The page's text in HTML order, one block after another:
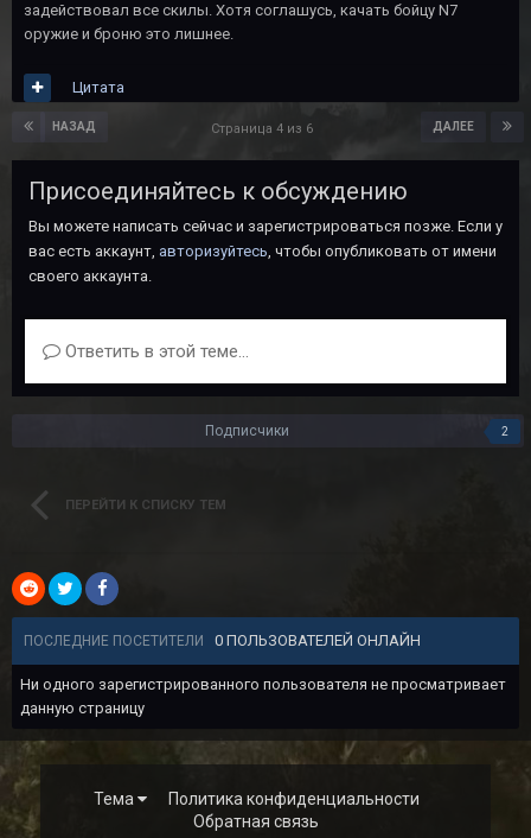
задействовал все скилы. Хотя соглашусь, качать бойцу N7
оружие и броню это лишнее.
Цитата
НАЗАД ДАЛЕЕ
Страница 4 из 6
Присоединяйтесь к обсуждению
Вы можете написать сейчас и зарегистрироваться позже. Если у
вас есть аккаунт, авторизуйтесь, чтобы опубликовать от имени
своего аккаунта.
Ответить в этой теме...
Подписчики 2
ПЕРЕЙТИ К СПИСКУ ТЕМ
ПОСЛЕДНИЕ ПОСЕТИТЕЛИ 0 ПОЛЬЗОВАТЕЛЕЙ ОНЛАЙН
Ни одного зарегистрированного пользователя не просматривает
данную страницу
Тема
Политика конфиденциальности
Обратная связь